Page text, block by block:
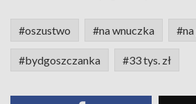
#oszustwo #na wnuczka
#bydgoszczanka #33 tys. zł